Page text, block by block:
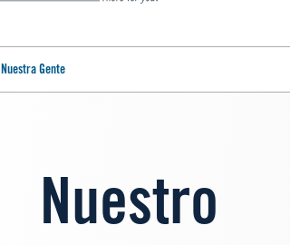
Nuestra Gente
Nuestro